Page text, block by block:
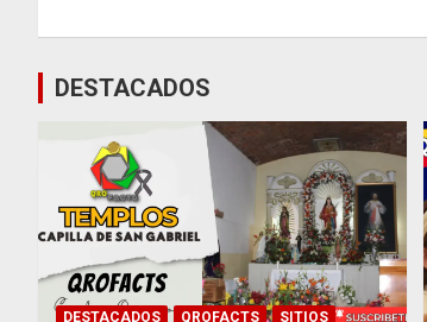
entradas
DESTACADOS
DESTACADOS QROFACTS SITIOS